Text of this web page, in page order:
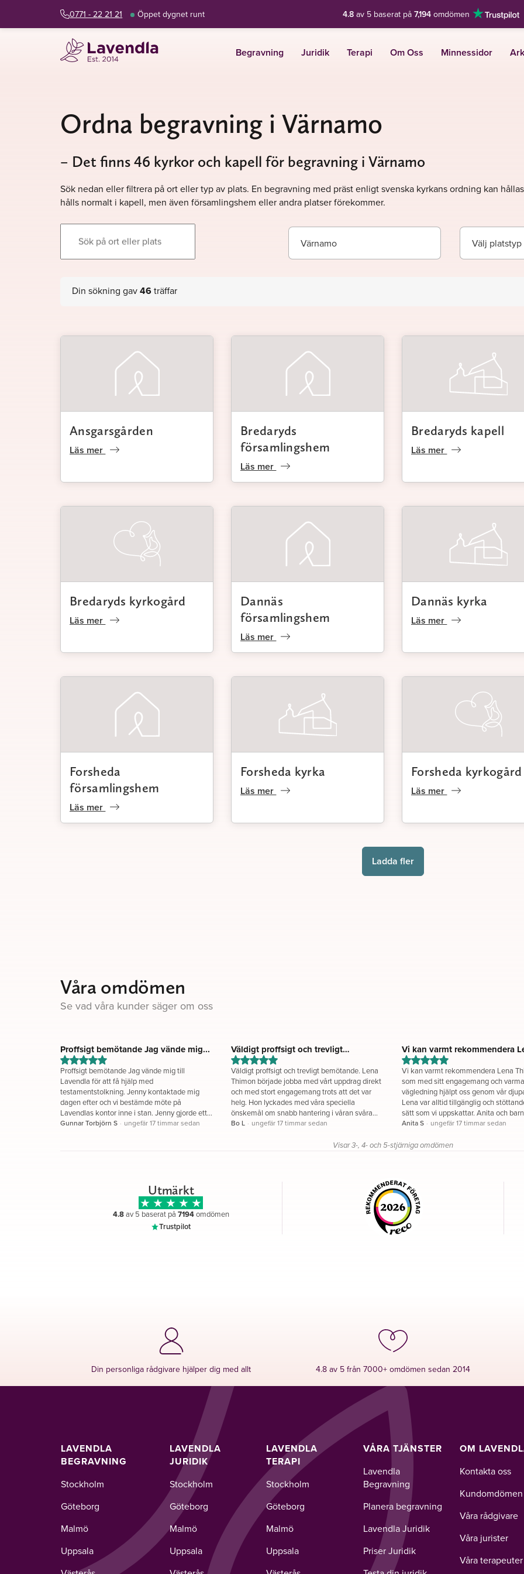
0771 - 22 21 21 Öppet dygnet runt 4.8 av 5 baserat på7,194 omdömen
Begravning Juridik Terapi Om Oss Minnessidor
Ordna begravning i Värnamo
– Det finns 46 kyrkor och kapell för begravning i Värnamo
Sök nedan eller filtrera på ort eller typ av plats. En begravning med präst enligt svenska kyrkans ordning kan
hålls normalt i kapell, men även församlingshem eller andra platser förekommer.
Sök på ort eller plats Värnamo
Din sökning gav46träffar
Ansgarsgården
Läs mer
Bredaryds
församlingshem
Läs mer
Bredaryds kapell
Läs mer
Bredaryds kyrkogård
Läs mer
Dannäs
församlingshem
Läs mer
Dannäs kyrka
Läs mer
Forsheda
församlingshem
Läs mer
Forsheda kyrka
Läs mer
Forsheda kyrkogård
Läs mer
Ladda fler
Våra omdömen
Se vad våra kunder säger om oss
Proffsigt bemötande Jag vände mig...
Proffsigt bemötande Jag vände mig till
Lavendla för att få hjälp med
testamentstolkning. Jenny kontaktade mig
dagen efter och vi bestämde möte på
Lavendlas kontor inne i stan. Jenny gjorde ett
proffsigt intryck när hon fort satte sig in i
Gunnar Torbjörn S · ungefär 17 timmar sedan
Väldigt proffsigt och trevligt
bemötande....
Väldigt proffsigt och trevligt bemötande. Lena
Thimon började jobba med vårt uppdrag direkt
och med stort engagemang trots att det var
helg. Hon lyckades med våra speciella
önskemål om snabb hantering i våran svåra
stund, stort Tack Lena
Bo L · ungefär 17 timmar sedan
Vi kan varmt rekommendera
Vi kan varmt rekommendera Lena
som med sitt engagemang och varma
vägledning hjälpt oss genom vår
Lena var alltid tillgänglig och
sätt som vi uppskattar. Anita och
Anita S · ungefär 17 timmar sedan
Visar 3-, 4- och 5-stjärniga omdömen
Utmärkt
4.8av 5 baserat på 7194omdömen
Trustpilot
Din personliga rådgivare hjälper dig med allt 4.8 av 5 från 7000+ omdömen sedan 2014
LAVENDLA
BEGRAVNING
Stockholm
Göteborg
Malmö
Uppsala
LAVENDLA
JURIDIK
Stockholm
Göteborg
Malmö
Uppsala
LAVENDLA
TERAPI
Stockholm
Göteborg
Malmö
Uppsala
VÅRA TJÄNSTER
Lavendla
Begravning
Planera begravning
Lavendla Juridik
Priser Juridik
OM
Kontakta oss
Kundomdömen
Våra rådgivare
Våra jurister
Våra terapeuter